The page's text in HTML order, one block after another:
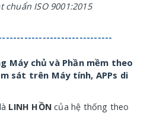
chuẩn ISO 9001:2015
Máy chủ và Phần mềm theo
sát trên Máy tính, APPs di
LINH HỒN của hệ thống theo